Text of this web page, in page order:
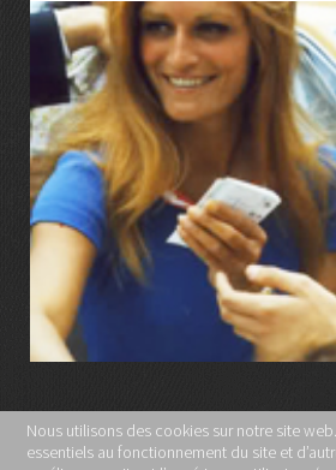
LIRE LA
MENTIONS
Nous utilisons des cookies sur notre site
essentiels au fonctionnement du site et